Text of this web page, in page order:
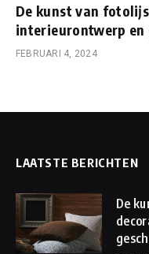
De kunst van
interieurontwerp en
FEBRUARI 4, 2024
LAATSTE BERICHTEN
De